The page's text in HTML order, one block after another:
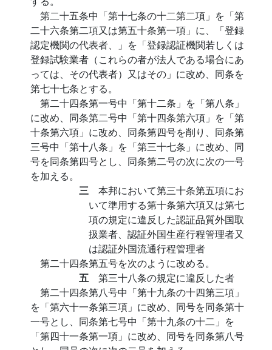
第二十五条中「第十七条の十二第二項」を「第
二十六条第二項又は第五十条第一項」に、「登録
認定機関の代表者、」を「登録認証機関若しくは
登録試験業者（これらの者が法人である場合にあ
っては、その代表者）又はその」に改め、同条を
第七十七条とする。
第二十四条第一号中「第十二条」を「第八条」
に改め、同条第二号中「第十四条第六項」を「第
十条第六項」に改め、同条第四号を削り、同条第
三号中「第十八条」を「第三十七条」に改め、同
号を同条第四号とし、同条第二号の次に次の一号
を加える。
三 本邦において第三十条第五項にお
いて準用する第十条第六項又は第七
項の規定に違反した認証品質外国取
扱業者、認証外国生産行程管理者又
は認証外国流通行程管理者
第二十四条第五号を次のように改める。
五 第三十八条の規定に違反した者
第二十四条第八号中「第十九条の十四第三項」
を「第六十一条第三項」に改め、同号を同条第十
一号とし、同条第七号中「第十九条の十二」を
「第四十一条第一項」に改め、同号を同条第八号